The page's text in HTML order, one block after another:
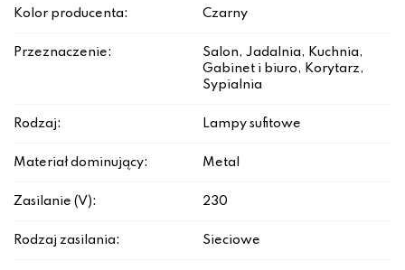
Kolor producenta: Czarny
Przeznaczenie:
Salon, Jadalnia, Kuchnia,
Gabinet i biuro, Korytarz,
Sypialnia
Rodzaj: Lampy sufitowe
Materiał dominujący: Metal
Zasilanie (V): 230
Rodzaj zasilania: Sieciowe